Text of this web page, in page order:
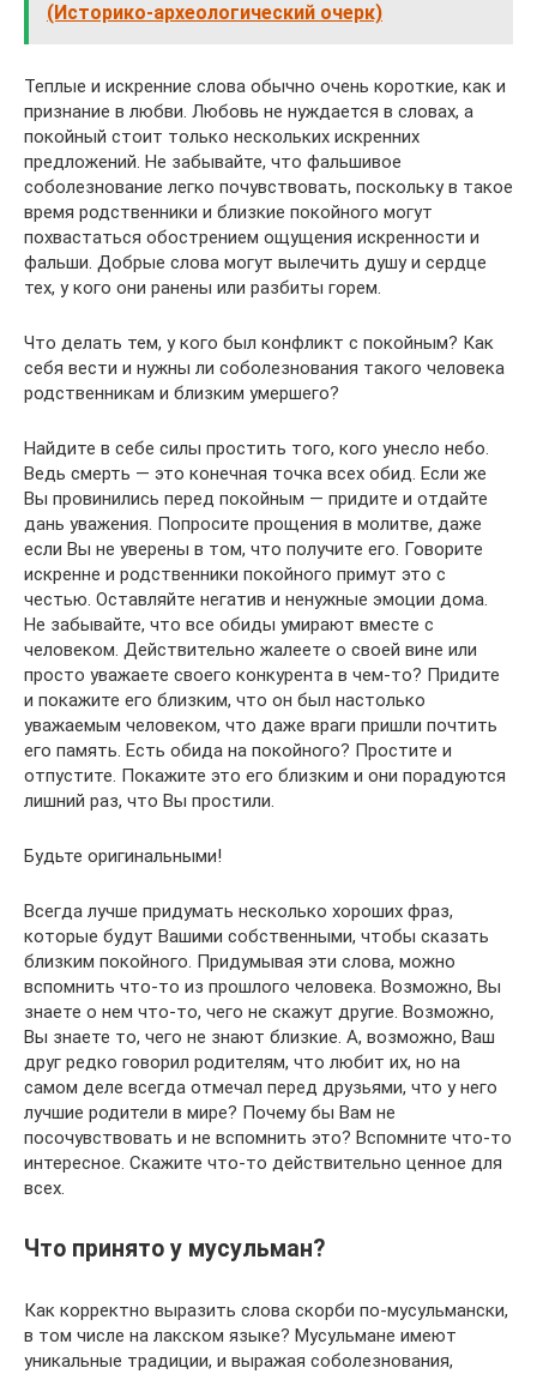
(Историко-археологический очерк)
Теплые и искренние слова обычно очень короткие, как и
признание в любви. Любовь не нуждается в словах, а
покойный стоит только нескольких искренних
предложений. Не забывайте, что фальшивое
соболезнование легко почувствовать, поскольку в такое
время родственники и близкие покойного могут
похвастаться обострением ощущения искренности и
фальши. Добрые слова могут вылечить душу и сердце
тех, у кого они ранены или разбиты горем.
Что делать тем, у кого был конфликт с покойным? Как
себя вести и нужны ли соболезнования такого человека
родственникам и близким умершего?
Найдите в себе силы простить того, кого унесло небо.
Ведь смерть — это конечная точка всех обид. Если же
Вы провинились перед покойным — придите и отдайте
дань уважения. Попросите прощения в молитве, даже
если Вы не уверены в том, что получите его. Говорите
искренне и родственники покойного примут это с
честью. Оставляйте негатив и ненужные эмоции дома.
Не забывайте, что все обиды умирают вместе с
человеком. Действительно жалеете о своей вине или
просто уважаете своего конкурента в чем-то? Придите
и покажите его близким, что он был настолько
уважаемым человеком, что даже враги пришли почтить
его память. Есть обида на покойного? Простите и
отпустите. Покажите это его близким и они порадуются
лишний раз, что Вы простили.
Будьте оригинальными!
Всегда лучше придумать несколько хороших фраз,
которые будут Вашими собственными, чтобы сказать
близким покойного. Придумывая эти слова, можно
вспомнить что-то из прошлого человека. Возможно, Вы
знаете о нем что-то, чего не скажут другие. Возможно,
Вы знаете то, чего не знают близкие. А, возможно, Ваш
друг редко говорил родителям, что любит их, но на
самом деле всегда отмечал перед друзьями, что у него
лучшие родители в мире? Почему бы Вам не
посочувствовать и не вспомнить это? Вспомните что-то
интересное. Скажите что-то действительно ценное для
всех.
Что принято у мусульман?
Как корректно выразить слова скорби по-мусульмански,
в том числе на лакском языке? Мусульмане имеют
уникальные традиции, и выражая соболезнования,